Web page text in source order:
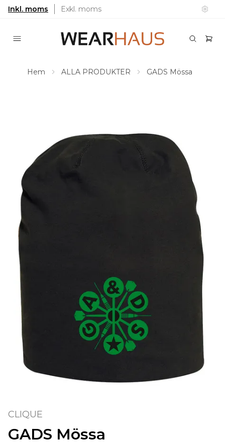
Inkl. moms Exkl. moms
Hem ALLA PRODUKTER GADS Mössa
CLIQUE
GADS Mössa